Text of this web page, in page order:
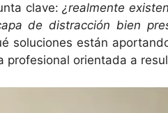
clave:¿realmente
de distracción bien
soluciones están
profesional orientada a